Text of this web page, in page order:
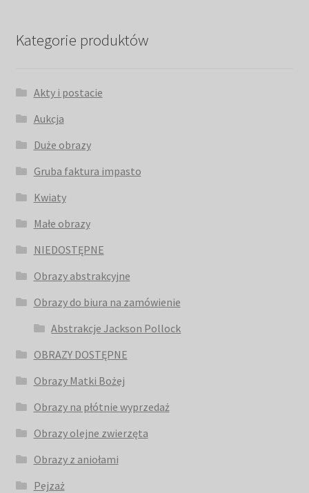
Kategorie produktów
Akty i postacie
Aukcja
Duże obrazy
Gruba faktura impasto
Kwiaty
Małe obrazy
NIEDOSTĘPNE
Obrazy abstrakcyjne
Obrazy do biura na zamówienie
Abstrakcje Jackson Pollock
OBRAZY DOSTĘPNE
Obrazy Matki Bożej
Obrazy na płótnie wyprzedaż
Obrazy olejne zwierzęta
Obrazy z aniołami
Pejzaż